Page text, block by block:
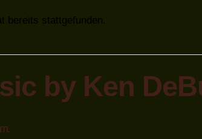
bereits stattgefunden.
by Ken